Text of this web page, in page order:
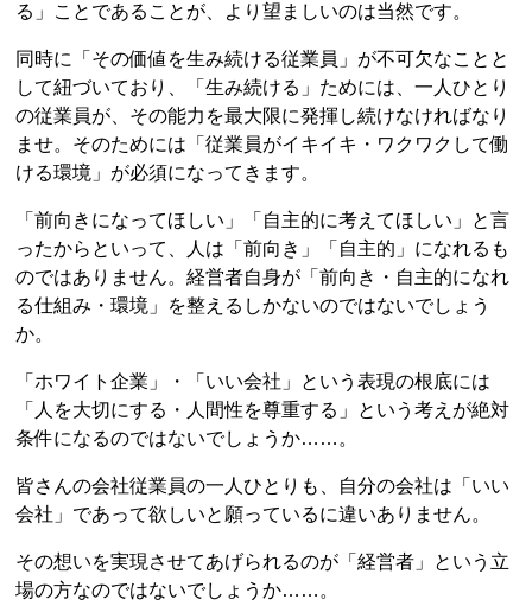
る」ことであることが、より望ましいのは当然です。
同時に「その価値を生み続ける従業員」が不可欠なことと
して紐づいており、「生み続ける」ためには、一人ひとり
の従業員が、その能力を最大限に発揮し続けなければなり
ませ。そのためには「従業員がイキイキ・ワクワクして働
ける環境」が必須になってきます。
「前向きになってほしい」「自主的に考えてほしい」と言
ったからといって、人は「前向き」「自主的」になれるも
のではありません。経営者自身が「前向き・自主的になれ
る仕組み・環境」を整えるしかないのではないでしょう
か。
「ホワイト企業」・「いい会社」という表現の根底には
「人を大切にする・人間性を尊重する」という考えが絶対
条件になるのではないでしょうか……。
皆さんの会社従業員の一人ひとりも、自分の会社は「いい
会社」であって欲しいと願っているに違いありません。
その想いを実現させてあげられるのが「経営者」という立
場の方なのではないでしょうか……。